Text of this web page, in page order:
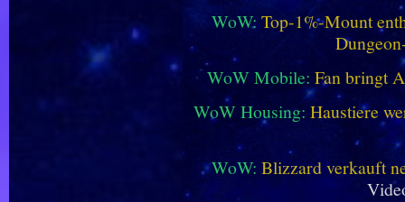
WoW: Top-1%-Mount
WoW Mobile: Fan bringt
WoW Housing: Haustiere
WoW: Blizzard verkauft